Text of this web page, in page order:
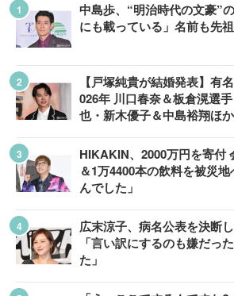
中島歩、“明治時代の文豪”
にも載っている」名前も先
【戸塚純貴が結婚発表】有
026年 川口春奈＆板倉滉選
也・新木優子＆中島裕翔ほか
HIKAKIN、2000万円を寄付
＆1万4400本の飲料を被災
んでした」
広末涼子、病名公表を決断
「言い訳にするのも嫌だっ
た」